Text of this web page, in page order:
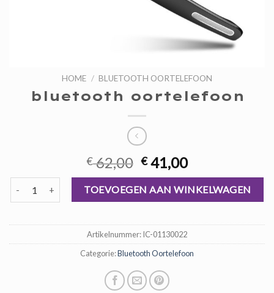
HOME / BLUETOOTH OORTELEFOON
bluetooth oortelefoon
€62,00 Oorspronkelijke
prijs
was:
€ 62,00.
€41,00Huidige
prijs
is:
€ 41,00.
bluetooth oortelefoon aantalTOEVOEGEN AAN WINKELWAGEN
Artikelnummer:IC-01130022
Categorie:Bluetooth Oortelefoon